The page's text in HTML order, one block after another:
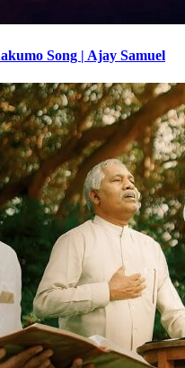
Song | Ajay Samuel